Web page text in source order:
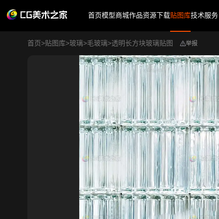
首页模型商城作品资源下载贴图库技术服务
首页>贴图库>玻璃>毛玻璃>透明长方块玻璃贴图 举报